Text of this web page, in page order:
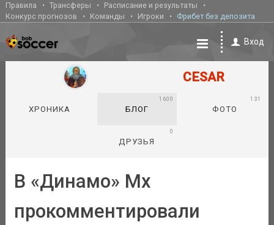
Правила Трансферы
Расписание и результаты
Конкурс прогнозов
Команды Игроки Фрибет без депозита
Вход
CESAR
ХРОНИКА БЛОГ
1600
ФОТО
131
ДРУЗЬЯ
0
В «Динамо» Мх
прокомментировали